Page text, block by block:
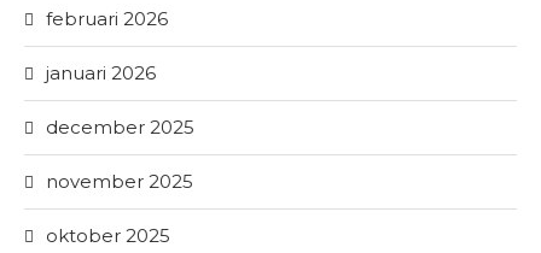
februari 2026
januari 2026
december 2025
november 2025
oktober 2025